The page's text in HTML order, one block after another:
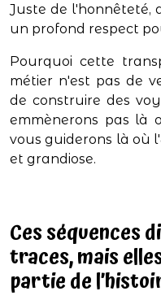
Juste de l'honnêteté,
un profond respect
Pourquoi cette
métier n'est pas de
de construire des
emmènerons pas là
vous guiderons là où
et grandiose.
Ces séquences
traces, mais
partie de